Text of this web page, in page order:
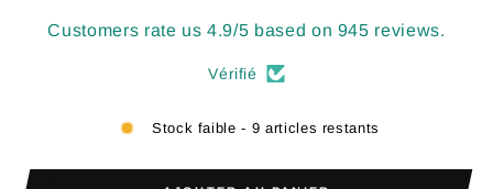
Customers rate us 4.9/5 based on 945 reviews.
Vérifié
Stock faible - 9 articles restants